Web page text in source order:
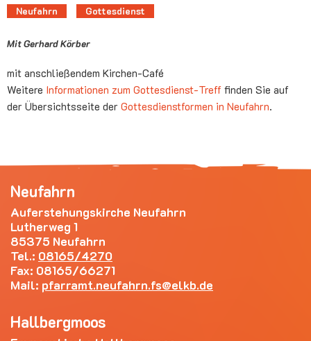
Neufahrn Gottesdienst
Mit Gerhard Körber
mit anschließendem Kirchen-Café
Weitere Informationen zum Gottesdienst-Treff finden Sie auf
der Übersichtsseite der Gottesdienstformen in Neufahrn.
Neufahrn
Auferstehungskirche Neufahrn
Lutherweg 1
85375 Neufahrn
Tel.: 08165/4270
Fax: 08165/66271
Mail: pfarramt.neufahrn.fs elkb.de
Hallbergmoos